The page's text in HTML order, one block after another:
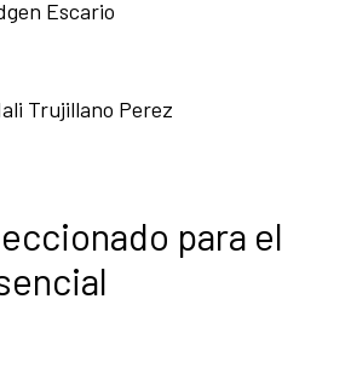
Escario
Trujillano Perez
para el